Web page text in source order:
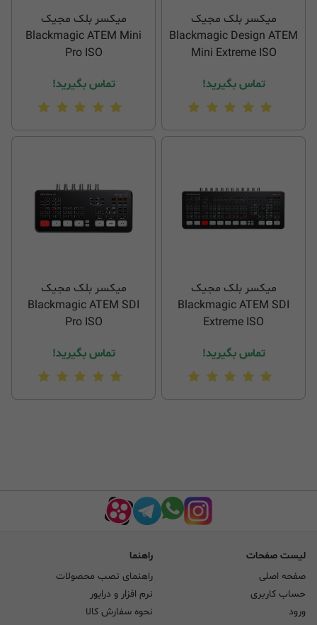
میکسر بلک مجیک
Blackmagic Design ATEM
Mini Extreme ISO
تماس بگیرید!
میکسر بلک مجیک
Blackmagic ATEM Mini
Pro ISO
تماس بگیرید!
میکسر بلک مجیک
Blackmagic ATEM SDI
Extreme ISO
تماس بگیرید!
میکسر بلک مجیک
Blackmagic ATEM SDI
Pro ISO
تماس بگیرید!
لیست صفحات
صفحه اصلی
حساب کاربری
ورود
راهنما
راهنمای نصب محصولات
نرم افزار و درایور
نحوه سفارش کالا